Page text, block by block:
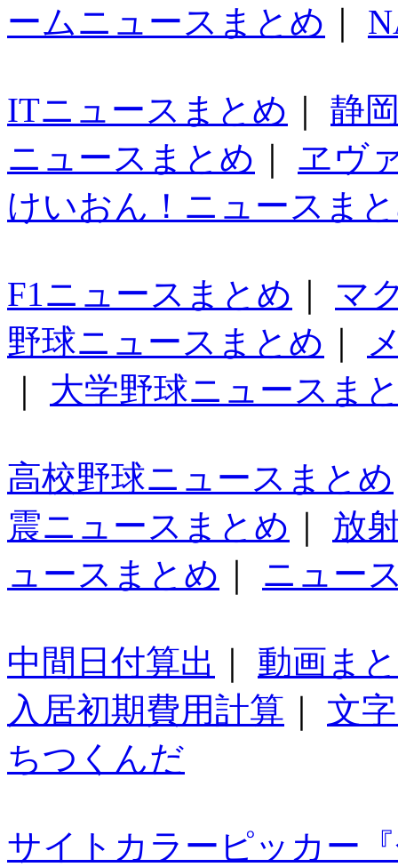
ームニュースまとめ
ITニュースまとめ
静
ニュースまとめ
ヱヴ
けいおん！ニュースま
F1ニュースまとめ
マ
野球ニュースまとめ
大学野球ニュースま
高校野球ニュースまとめ
震ニュースまとめ
放
ュースまとめ
ニュー
中間日付算出
動画ま
入居初期費用計算
文
ちつくんだ
サイトカラーピッカー